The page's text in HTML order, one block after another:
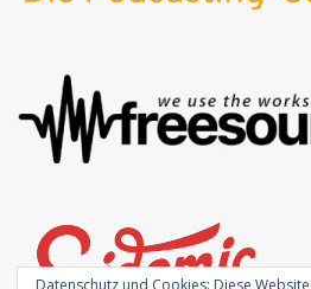
Datenschutz und Cookies: Diese